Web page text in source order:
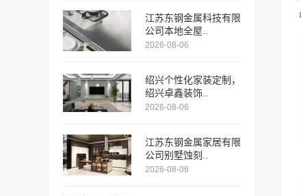
江苏东钢金属科技有限
公司本地全屋..
2026-08-06
绍兴个性化家装定制，
绍兴卓鑫装饰..
2026-08-06
江苏东钢金属家居有限
公司别墅蚀刻..
2026-08-06